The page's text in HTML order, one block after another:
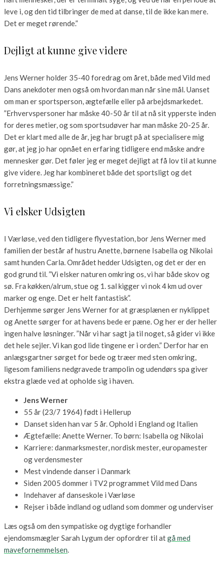
leve i, og den tid tilbringer de med at danse, til de ikke kan mere.
Det er meget rørende.”
Dejligt at kunne give videre
Jens Werner holder 35-40 foredrag om året, både med Vild med
Dans anekdoter men også om hvordan man når sine mål. Uanset
om man er sportsperson, ægtefælle eller på arbejdsmarkedet.
”Erhvervspersoner har måske 40-50 år til at nå sit ypperste inden
for deres metier, og som sportsudøver har man måske 20-25 år.
Det er klart med alle de år, jeg har brugt på at specialisere mig
gør, at jeg jo har opnået en erfaring tidligere end måske andre
mennesker gør. Det føler jeg er meget dejligt at få lov til at kunne
give videre. Jeg har kombineret både det sportsligt og det
forretningsmæssige.”
Vi elsker Udsigten
I Værløse, ved den tidligere flyvestation, bor Jens Werner med
familien der består af hustru Anette, børnene Isabella og Nikolai
samt hunden Carla. Området hedder Udsigten, og det er der en
god grund til. ”Vi elsker naturen omkring os, vi har både skov og
sø. Fra køkken/alrum, stue og 1. sal kigger vi nok 4 km ud over
marker og enge. Det er helt fantastisk”.
Derhjemme sørger Jens Werner for at græsplænen er nyklippet
og Anette sørger for at havens bede er pæne. Og her er der heller
ingen halve løsninger. ”Når vi har sagt ja til noget, så gider vi ikke
det hele sejler. Vi kan god lide tingene er i orden.” Derfor har en
anlægsgartner sørget for bede og træer med sten omkring,
ligesom familiens nedgravede trampolin og udendørs spa giver
ekstra glæde ved at opholde sig i haven.
Jens Werner
55 år (23/7 1964) født i Hellerup
Danset siden han var 5 år. Ophold i England og Italien
Ægtefælle: Anette Werner. To børn: Isabella og Nikolai
Karriere: danmarksmester, nordisk mester, europamester
og verdensmester
Mest vindende danser i Danmark
Siden 2005 dommer i TV2 programmet Vild med Dans
Indehaver af danseskole i Værløse
Rejser i både indland og udland som dommer og underviser
Læs også om den sympatiske og dygtige forhandler
ejendomsmægler Sarah Lygum der opfordrer til atgå med
mavefornemmelsen.